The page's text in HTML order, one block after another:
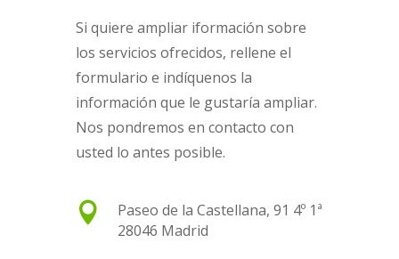
Si quiere ampliar iformación sobre
los servicios ofrecidos, rellene el
formulario e indíquenos la
información que le gustaría ampliar.
Nos pondremos en contacto con
usted lo antes posible.

Paseo de la Castellana, 91 4º 1ª
28046 Madrid